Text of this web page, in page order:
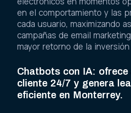
en el comportamiento y las
cada usuario, maximizando
campañas de email
mayor retorno de la inversión
Chatbots con IA: ofrece
cliente 24/7 y genera
eficiente en Monterrey.